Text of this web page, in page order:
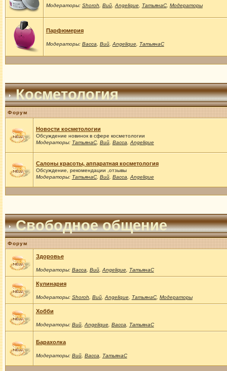
Модераторы: Shoroh Вий, Angelique, ТатьянаС, Модераторы
Парфюмерия
Модераторы: Васса Вий, Angelique, ТатьянаС
Косметология
Форум
Новости косметологии
Обсуждение новинок в сфере косметологии
Модераторы: ТатьянаС, Вий, Васса Angelique
Салоны красоты, аппаратная косметология
Обсуждение, рекомендации ,отзывы
Модераторы: ТатьянаС, Вий, Васса Angelique
Свободное общение
Форум
Здоровье
Модераторы: Васса Вий, Angelique, ТатьянаС
Кулинария
Модераторы: Shoroh Вий, Angelique, ТатьянаС, Модераторы
Хобби
Модераторы: Вий, Angelique, Васса ТатьянаС
Барахолка
Модераторы: Вий, Васса ТатьянаС